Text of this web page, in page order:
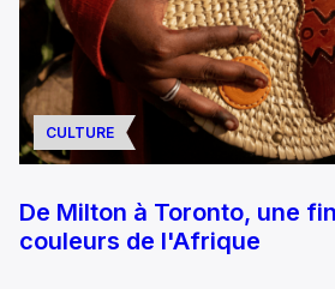
CULTURE
De Milton à Toronto, une
couleurs de l'Afrique